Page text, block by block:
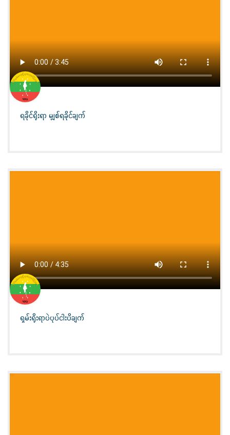
ရခိုင်ရိုးရာ မျှစ်ရခိုင်ချက်
ရှမ်းရိုးရာပဲပုပ်ငါးပိချက်